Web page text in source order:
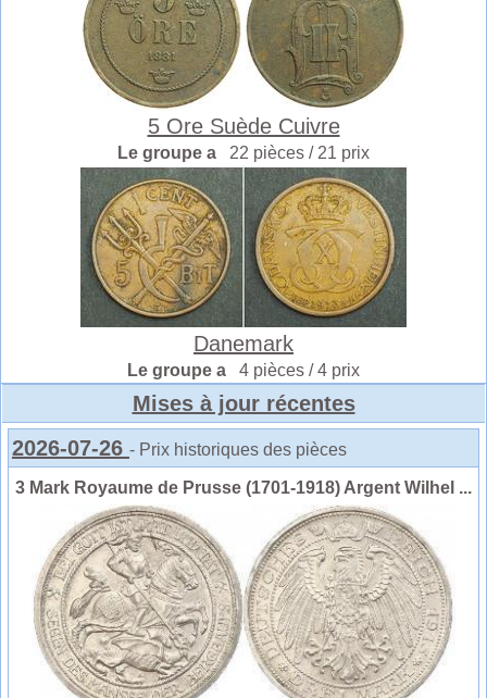
5 Ore Suède Cuivre
Le groupe a 22 pièces / 21 prix
Danemark
Le groupe a 4 pièces / 4 prix
Mises à jour récentes
2026-07-26 - Prix historiques des pièces
3 Mark Royaume de Prusse (1701-1918) Argent Wilhel ...